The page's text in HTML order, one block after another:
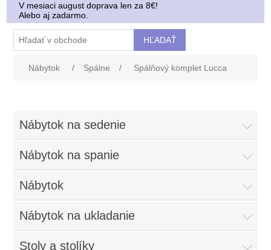
V mesiaci august doprava len za 8€!
Alebo aj zadarmo.
Nábytok / Spálne / Spálňový komplet Lucca
Nábytok na sedenie
Nábytok na spanie
Nábytok
Nábytok na ukladanie
Stoly a stolíky